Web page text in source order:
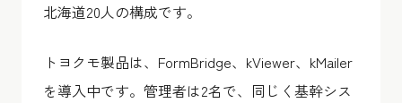
北海道20人の構成です。
トヨクモ製品は、FormBridge、kViewer、kMailer
を導入中です。管理者は2名で、同じく基幹シス